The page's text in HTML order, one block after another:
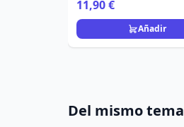
11,90 €
Añadir
Del mismo tema